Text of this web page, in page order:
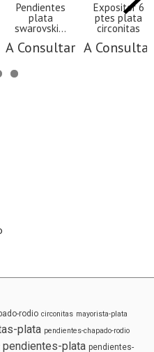
Pendientes
plata
swarovski...
A Consultar
Expositor 6
ptes plata
circonitas
A Consultar
rodio circonitas mayorista-plata
plata pendientes-chapado-rodio
pendientes-plata pendientes-